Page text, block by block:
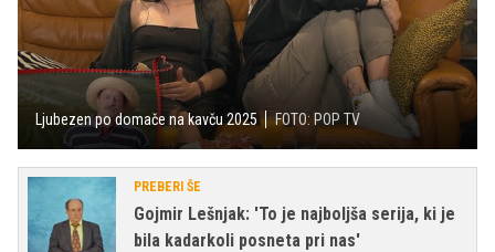
Ljubezen po domače na kavču 2025 FOTO: POP TV
PREBERI ŠE
Gojmir Lešnjak: 'To je najboljša serija, ki je
bila kadarkoli posneta pri nas'